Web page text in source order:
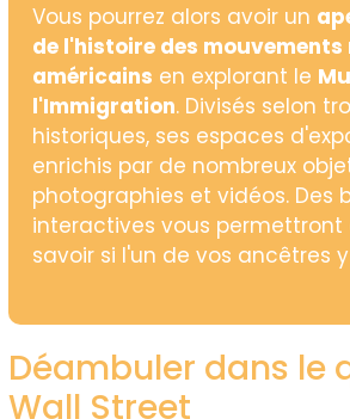
Vous pourrez alors avoir un
de l'histoire des
américains en explorant le
l'Immigration. Divisés selon
historiques, ses espaces
enrichis par de nombreux
photographies et vidéos. Des
interactives vous
savoir si l'un de vos ancêtres
Déambuler dans le
Wall Street